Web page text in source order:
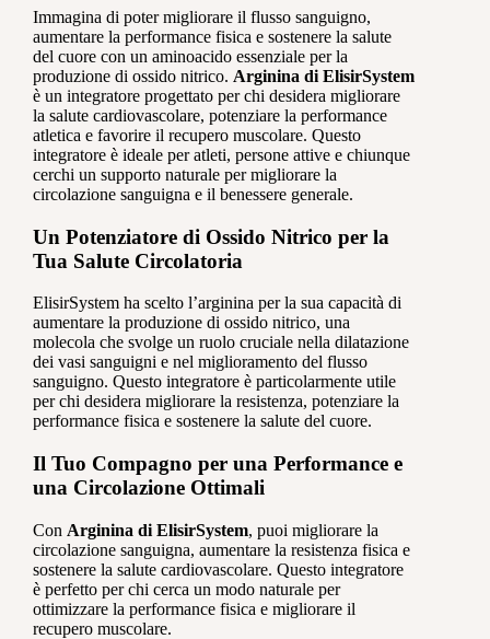
Immagina di poter migliorare il flusso sanguigno,
aumentare la performance fisica e sostenere la salute
del cuore con un aminoacido essenziale per la
produzione di ossido nitrico. Arginina di ElisirSystem
è un integratore progettato per chi desidera migliorare
la salute cardiovascolare, potenziare la performance
atletica e favorire il recupero muscolare. Questo
integratore è ideale per atleti, persone attive e chiunque
cerchi un supporto naturale per migliorare la
circolazione sanguigna e il benessere generale.
Un Potenziatore di Ossido Nitrico per la
Tua Salute Circolatoria
ElisirSystem ha scelto l’arginina per la sua capacità di
aumentare la produzione di ossido nitrico, una
molecola che svolge un ruolo cruciale nella dilatazione
dei vasi sanguigni e nel miglioramento del flusso
sanguigno. Questo integratore è particolarmente utile
per chi desidera migliorare la resistenza, potenziare la
performance fisica e sostenere la salute del cuore.
Il Tuo Compagno per una Performance e
una Circolazione Ottimali
Con Arginina di ElisirSystem, puoi migliorare la
circolazione sanguigna, aumentare la resistenza fisica e
sostenere la salute cardiovascolare. Questo integratore
è perfetto per chi cerca un modo naturale per
ottimizzare la performance fisica e migliorare il
recupero muscolare.